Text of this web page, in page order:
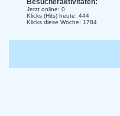
Besucheraktivitäten:
Jetzt online: 0
Klicks (Hits) heute: 444
Klicks diese Woche: 1784